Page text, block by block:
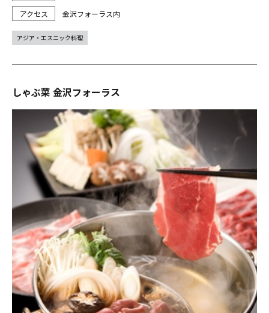
金沢フォーラス内
アジア・エスニック料理
しゃぶ菜 金沢フォーラス